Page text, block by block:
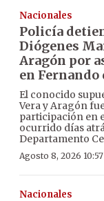
Nacionales
Policía
Diógenes
Aragón por
en Fernando
El conocido
Vera y Aragón
participación en
ocurrido días
Departamento
Agosto 8, 2026
Nacionales